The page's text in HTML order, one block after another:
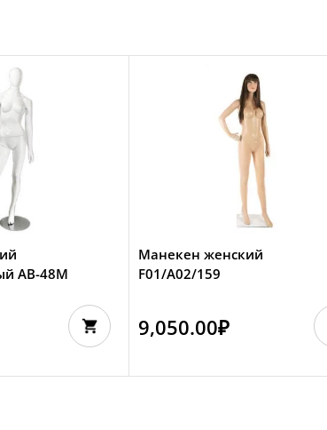
AB-48M
Манекен женский
F01/A02/159
9,050.00₽